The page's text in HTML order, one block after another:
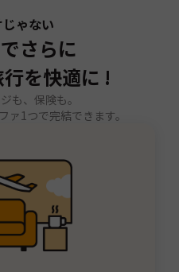
ゃない
さらに
を快適に !
も、保険も。
ァ1つで完結できます。